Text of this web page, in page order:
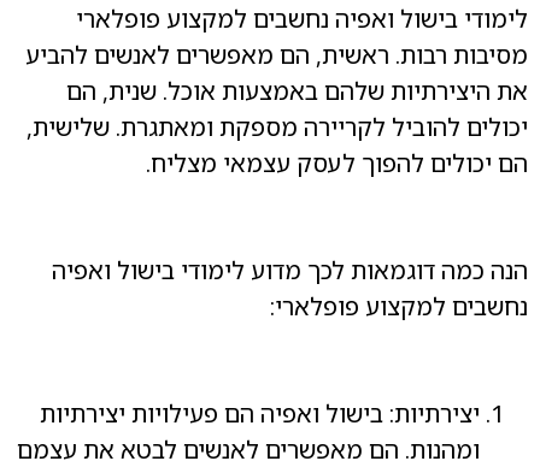
לימודי בישול ואפיה נחשבים למקצוע פופלארי
מסיבות רבות. ראשית, הם מאפשרים לאנשים להביע
את היצירתיות שלהם באמצעות אוכל. שנית, הם
יכולים להוביל לקריירה מספקת ומאתגרת. שלישית,
הם יכולים להפוך לעסק עצמאי מצליח.
הנה כמה דוגמאות לכך מדוע לימודי בישול ואפיה
נחשבים למקצוע פופלארי:
יצירתיות: בישול ואפיה הם פעילויות יצירתיות
ומהנות. הם מאפשרים לאנשים לבטא את עצמם